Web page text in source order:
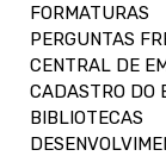
FORMATURAS
PERGUNTAS
CENTRAL DE
CADASTRO DO
BIBLIOTECAS